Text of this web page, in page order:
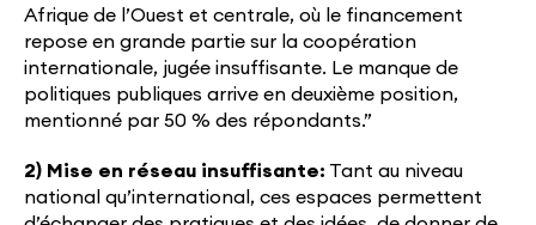
Afrique de l’Ouest et centrale, où le financement
repose en grande partie sur la coopération
internationale, jugée insuffisante. Le manque de
politiques publiques arrive en deuxième position,
mentionné par 50 % des répondants.”​
2) Mise en réseau insuffisante: Tant au niveau
national qu’international, ces espaces permettent